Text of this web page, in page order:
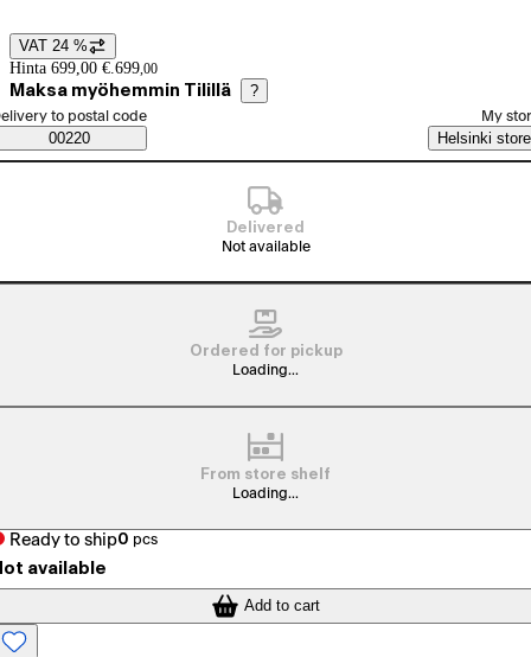
Price details
VAT 24 %
Hinta 699,00 €. 699,00
Maksa myöhemmin Tilillä ?
Saatavuustiedot
order method
to postal code
00220
My
Helsinki store
Delivered
Not available
Ordered for pickup
Loading...
From store shelf
Loading...
Ready to ship0 pcs
available
Add to cart